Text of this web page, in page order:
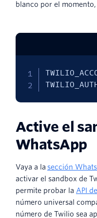
blanco por el
Active el
WhatsApp
Vaya a la sección
activar el sandbox de
permite probar la API
número universal
número de Twilio sea